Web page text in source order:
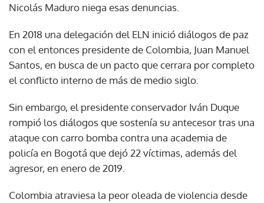
Nicolás Maduro niega esas denuncias.
En 2018 una delegación del ELN inició diálogos de paz
con el entonces presidente de Colombia, Juan Manuel
Santos, en busca de un pacto que cerrara por completo
el conflicto interno de más de medio siglo.
Sin embargo, el presidente conservador Iván Duque
rompió los diálogos que sostenía su antecesor tras una
ataque con carro bomba contra una academia de
policía en Bogotá que dejó 22 víctimas, además del
agresor, en enero de 2019.
Colombia atraviesa la peor oleada de violencia desde